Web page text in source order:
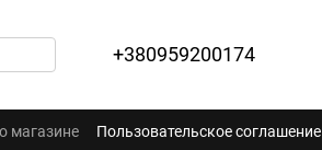
+380959200174
магазине
Пользовательское соглашение